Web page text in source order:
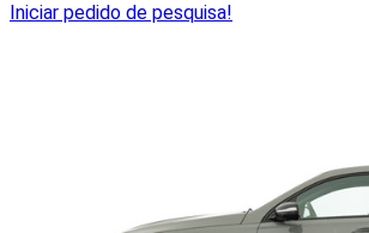
Iniciar pedido de pesquisa!